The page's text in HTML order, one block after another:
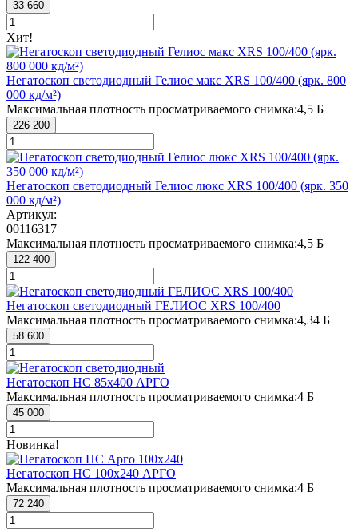
33 660
Хит!
Негатоскоп светодиодный Гелиос макс XRS 100/400 (ярк. 800
000 кд/м²)
Максимальная плотность просматриваемого снимка:4,5 Б
226 200
Негатоскоп светодиодный Гелиос люкс XRS 100/400 (ярк. 350
000 кд/м²)
Артикул:
00116317
Максимальная плотность просматриваемого снимка:4,5 Б
122 400
Негатоскоп светодиодный ГЕЛИОС XRS 100/400
Максимальная плотность просматриваемого снимка:4,34 Б
58 600
Негатоскоп НС 85х400 АРГО
Максимальная плотность просматриваемого снимка:4 Б
45 000
Новинка!
Негатоскоп НС 100х240 АРГО
Максимальная плотность просматриваемого снимка:4 Б
72 240